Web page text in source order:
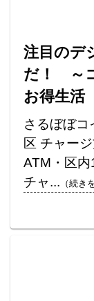
注目のデ
だ！ ～
お得生活
さるぼぼ
区 チャー
ATM・区
チャ... （続き